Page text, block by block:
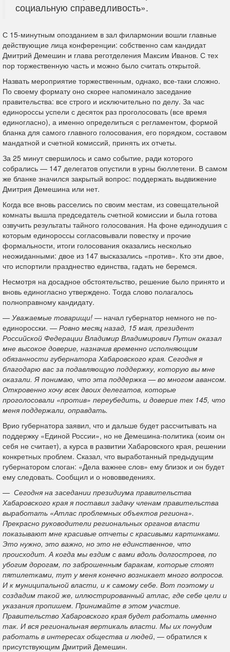
социальную справедливость».
С 15-минутным опозданием в зал филармонии вошли главные
действующие лица конференции: собственно сам кандидат
Дмитрий Демешин и глава реготделения Максим Иванов. С тех
пор торжественную часть и можно было считать открытой.
Назвать мероприятие торжественным, однако, все-таки сложно.
По своему формату оно скорее напоминало заседание
правительства: все строго и исключительно по делу. За час
единороссы успели с десяток раз проголосовать (все время
единогласно), а именно определиться с регламентом, формой
бланка для самого главного голосования, его порядком, составом
мандатной и счетной комиссий, принять их отчеты.
За 25 минут свершилось и само событие, ради которого
собрались — 147 делегатов опустили в урны бюллетени. В самом
же бланке значился закрытый вопрос: поддержать выдвижение
Дмитрия Демешина или нет.
Когда все вновь расселись по своим местам, из совещательной
комнаты вышла председатель счетной комиссии и была готова
озвучить результаты тайного голосования. На фоне единодушия с
которым единороссы согласовывали повестку и прочие
формальности, итоги голосования оказались несколько
неожиданными: двое из 147 высказались «против». Кто эти двое,
что испортили празднество единства, гадать не беремся.
Несмотря на досадное обстоятельство, решение было принято и
вновь единогласно утверждено. Тогда слово полагалось
полноправному кандидату.
— Уважаемые товарищи! — начал губернатор немного не по-
единоросски. — Ровно месяц назад, 15 мая, президент
Российской Федерации Владимир Владимирович Путин оказал
мне высокое доверие, назначив временно исполняющим
обязанности губернатора Хабаровского края. Сегодня я
благодарю вас за подавляющую поддержку, которую вы мне
оказали. Я понимаю, что эта поддержка — во многом авансом.
Откровенно хочу всех двоих делегатов, которые
проголосовали «против» переубедить, и доверие тех 145, что
меня поддержали, оправдать.
Врио губернатора заявил, что и дальше будет рассчитывать на
поддержку «Единой России», но не Демешина-политика (коим он
себя не считает), а курса в развитии Хабаровского края, решении
конкретных проблем. Сказал, что выработанный предыдущим
губернатором слоган: «Дела важнее слов» ему близок и он будет
ему следовать. Сообщил и о нововведениях.
— Сегодня на заседании президиума правительства
Хабаровского края я поставил задачу членам правительства
выработать «Атлас проблемных объектов региона».
Прекрасно руководители региональных органов власти
показывают мне красивые отчеты с красивыми картинками.
Это нужно, это важно, но это не единственное, что
происходит. А когда мы ездим с вами вдоль долгостроев, по
убогим дорогам, по заброшенным баракам, которые стоят
пятилетками, тут у меня конечно возникает много вопросов.
И к муниципальной власти, и к самому себе. Вот поэтому и
создадим такой же, иллюстрированный атлас, где себе цели и
указания пропишем. Принимайте в этом участие.
Правительство Хабаровского края будет работать именно
так. И вся региональная вертикаль власти. Мы их понудим
работать в интересах общества и людей, — обратился к
присутствующим Дмитрий Демешин.